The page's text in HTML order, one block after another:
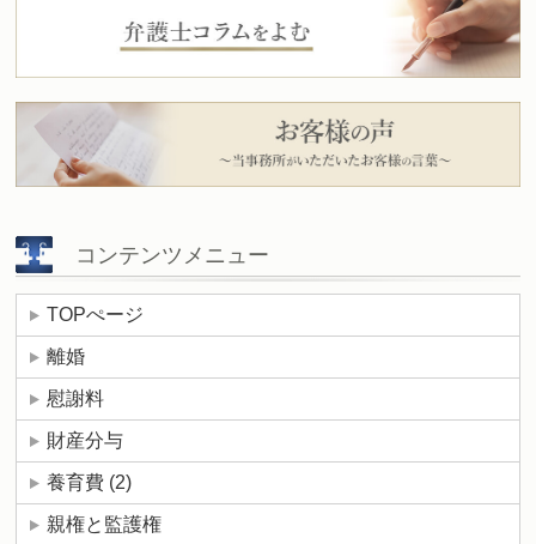
コンテンツメニュー
TOPぺージ
離婚
慰謝料
財産分与
養育費 (2)
親権と監護権